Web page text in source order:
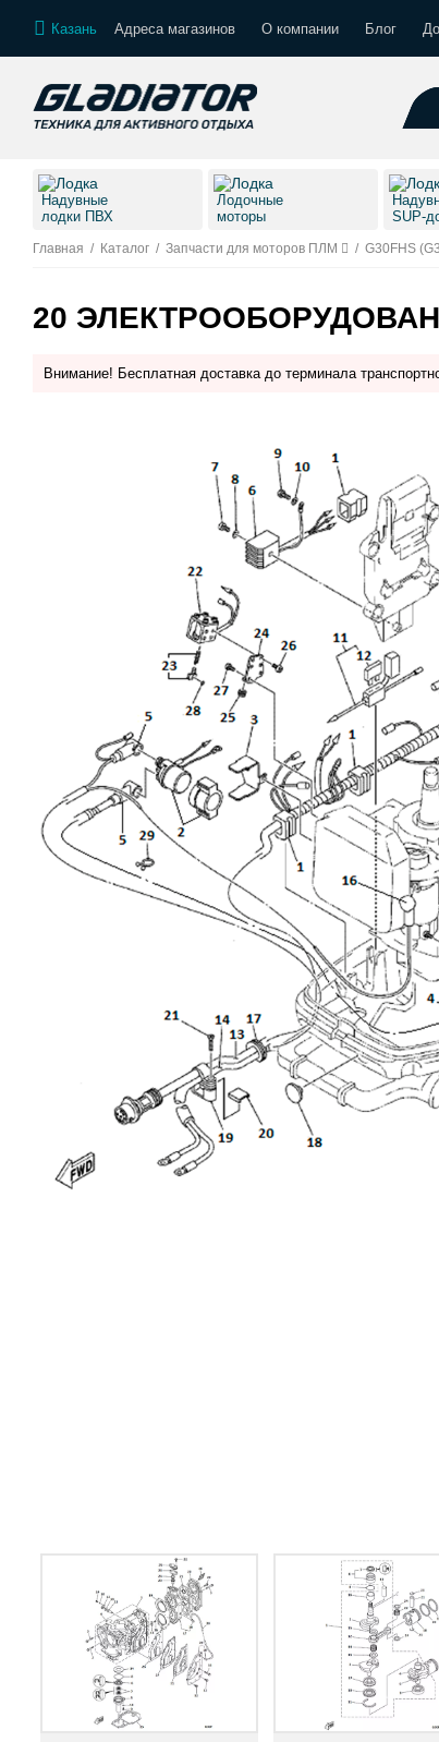
Казань Адреса магазинов О компании Блог
Надувные
лодки ПВХ
Лодочные
моторы
SUP-
Главная / Каталог / Запчасти для моторов ПЛМ / G30FHS
20
Внимание! Бесплатная доставка до терминала